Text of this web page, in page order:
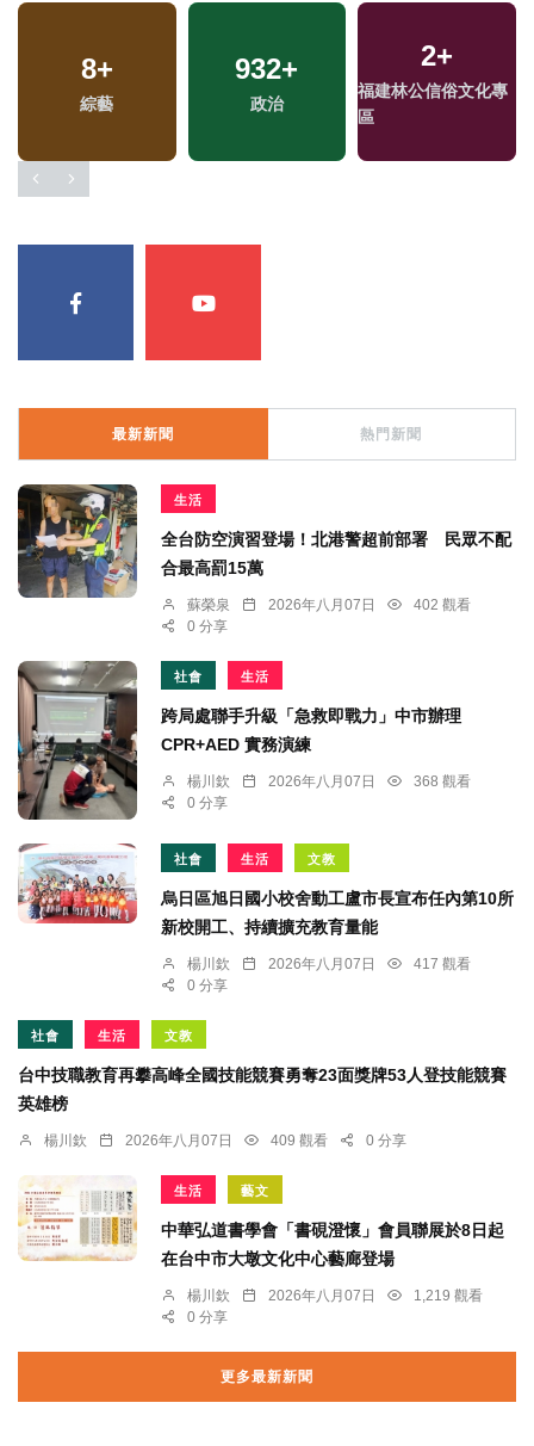
8+
綜藝
932+
政治
2+
福建林公信俗文化專
區
最新新聞 熱門新聞
生活
全台防空演習登場！北港警超前部署 民眾不配
合最高罰15萬
蘇榮泉 2026年八月07日
402 觀看
0 分享
社會 生活
跨局處聯手升級「急救即戰力」中市辦理
CPR+AED 實務演練
楊川欽 2026年八月07日
368 觀看
0 分享
社會 生活 文教
烏日區旭日國小校舍動工盧市長宣布任內第10所
新校開工、持續擴充教育量能
楊川欽 2026年八月07日
417 觀看
0 分享
社會 生活 文教
台中技職教育再攀高峰全國技能競賽勇奪23面獎牌53人登技能競賽
英雄榜
楊川欽 2026年八月07日 409 觀看 0 分享
生活 藝文
中華弘道書學會「書硯澄懷」會員聯展於8日起
在台中市大墩文化中心藝廊登場
楊川欽 2026年八月07日
1,219 觀看
0 分享
更多最新新聞